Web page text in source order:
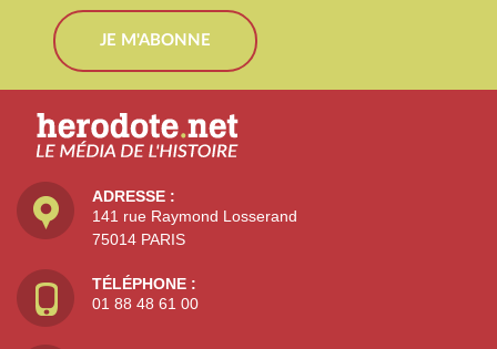
JE M'ABONNE
ADRESSE :
141 rue Raymond Losserand
75014 PARIS
TÉLÉPHONE :
01 88 48 61 00